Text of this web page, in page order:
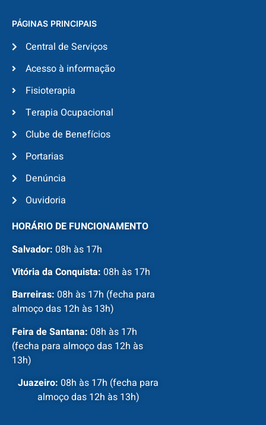
PÁGINAS PRINCIPAIS
Central de Serviços
Acesso à informação
Fisioterapia
Terapia Ocupacional
Clube de Benefícios
Portarias
Denúncia
Ouvidoria
HORÁRIO DE FUNCIONAMENTO
Salvador: 08h às 17h
Vitória da Conquista: 08h às 17h
Barreiras: 08h às 17h (fecha para
almoço das 12h às 13h)
Feira de Santana: 08h às 17h
(fecha para almoço das 12h às
13h)
Juazeiro: 08h às 17h (fecha para
almoço das 12h às 13h)